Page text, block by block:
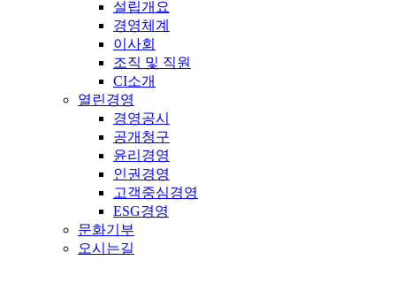
설립개요
경영체계
이사회
조직 및 직원
CI소개
열린경영
경영공시
공개청구
윤리경영
인권경영
고객중심경영
ESG경영
문화기부
오시는길